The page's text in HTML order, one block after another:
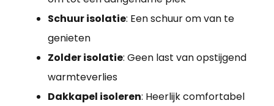
Schuur isolatie: Een schuur om van te
genieten
Zolder isolatie: Geen last van opstijgend
warmteverlies
Dakkapel isoleren: Heerlijk comfortabel